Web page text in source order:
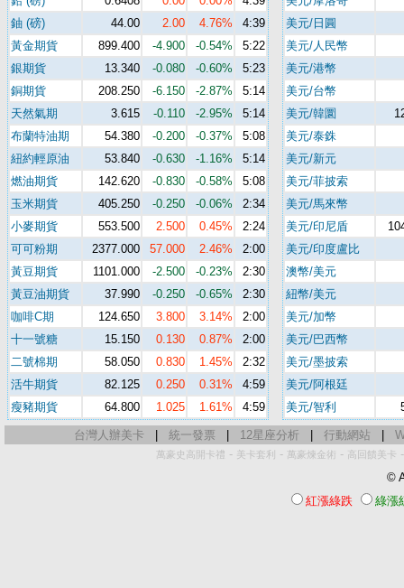
鈾 (磅)
44.00 2.00 4.76%
4:39
黃金期貨
899.400 -4.900 -0.54%
5:22
銀期貨
13.340 -0.080 -0.60%
5:23
銅期貨
208.250 -6.150 -2.87%
5:14
天然氣期
3.615 -0.110 -2.95%
5:14
布蘭特油期
54.380 -0.200 -0.37%
5:08
紐約輕原油
53.840 -0.630 -1.16%
5:14
燃油期貨
142.620 -0.830 -0.58%
5:08
玉米期貨
405.250 -0.250 -0.06%
2:34
小麥期貨
553.500 2.500 0.45%
2:24
可可粉期
2377.000 57.000 2.46%
2:00
黃豆期貨
1101.000 -2.500 -0.23%
2:30
黃豆油期貨
37.990 -0.250 -0.65%
2:30
咖啡C期
124.650 3.800 3.14%
2:00
十一號糖
15.150 0.130 0.87%
2:00
二號棉期
58.050 0.830 1.45%
2:32
活牛期貨
82.125 0.250 0.31%
4:59
瘦豬期貨
64.800 1.025 1.61% 4:59
美元/日圓
美元/人民幣
美元/港幣
美元/台幣
美元/韓圜
美元/泰銖
美元/新元
美元/菲披索
美元/馬來幣
美元/印尼盾
美元/印度盧比
澳幣/美元
紐幣/美元
美元/加幣
美元/巴西幣
美元/墨披索
美元/阿根廷
美元/智利
台灣人辦美卡| 統一發票 12星座分析 行動網站
萬豪史高開卡禮 - 美卡套利 - 萬豪煉金術 - 高回饋美卡
©
紅漲綠跌
綠漲